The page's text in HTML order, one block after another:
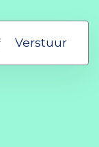
Verstuur